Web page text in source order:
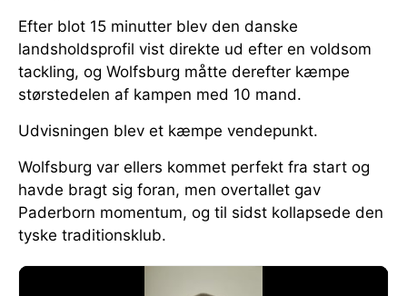
Efter blot 15 minutter blev den danske
landsholdsprofil vist direkte ud efter en voldsom
tackling, og Wolfsburg måtte derefter kæmpe
størstedelen af kampen med 10 mand.
Udvisningen blev et kæmpe vendepunkt.
Wolfsburg var ellers kommet perfekt fra start og
havde bragt sig foran, men overtallet gav
Paderborn momentum, og til sidst kollapsede den
tyske traditionsklub.